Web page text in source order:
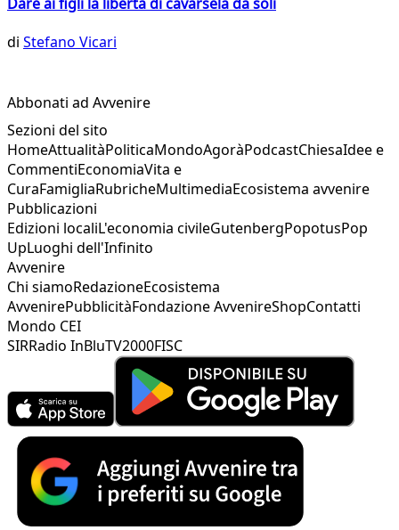
di Stefano Vicari
Abbonati ad Avvenire
Sezioni del sito
HomeAttualitàPoliticaMondoAgoràPodcastChiesaIdee e
CommentiEconomiaVita e
CuraFamigliaRubricheMultimediaEcosistema avvenire
Pubblicazioni
Edizioni localiL'economia civileGutenbergPopotusPop
UpLuoghi dell'Infinito
Avvenire
Chi siamoRedazioneEcosistema
AvvenirePubblicitàFondazione AvvenireShopContatti
Mondo CEI
SIRRadio InBluTV2000FISC